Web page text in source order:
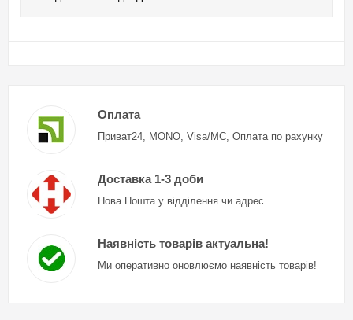
Оплата
Приват24, MONO, Visa/MC, Оплата по рахунку
Доставка 1-3 доби
Нова Пошта у відділення чи адрес
Наявність товарів актуальна!
Ми оперативно оновлюємо наявність товарів!